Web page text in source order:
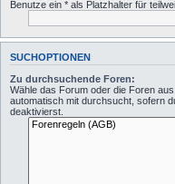
Benutze ein * als Platzhalter für
SUCHOPTIONEN
Zu durchsuchende Foren:
Wähle das Forum oder die Foren
automatisch mit durchsucht, sofern
deaktivierst.